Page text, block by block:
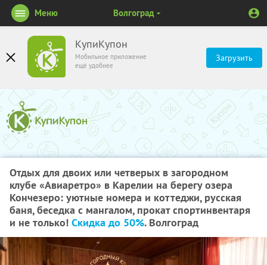
КупиКупон
Мобильное приложение
ещё удобнее
Загрузить
Меню Волгоград
Отдых для двоих или четверых в загородном
клубе «Авиаретро» в Карелии на берегу озера
Кончезеро: уютные номера и коттеджи, русская
баня, беседка с мангалом, прокат спортинвентаря
и не только! Скидка до 50%. Волгоград